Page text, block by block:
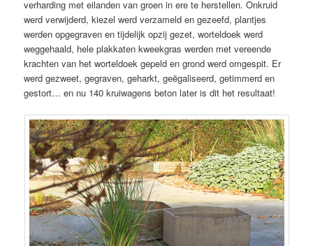
verharding met eilanden van groen in ere te herstellen. Onkruid
werd verwijderd, kiezel werd verzameld en gezeefd, plantjes
werden opgegraven en tijdelijk opzij gezet, worteldoek werd
weggehaald, hele plakkaten kweekgras werden met vereende
krachten van het worteldoek gepeld en grond werd omgespit. Er
werd gezweet, gegraven, geharkt, geëgaliseerd, getimmerd en
gestort… en nu 140 kruiwagens beton later is dit het resultaat!